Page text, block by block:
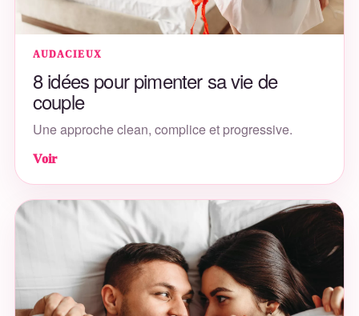
AUDACIEUX
8 idées pour pimenter sa vie de
couple
Une approche clean, complice et progressive.
Voir